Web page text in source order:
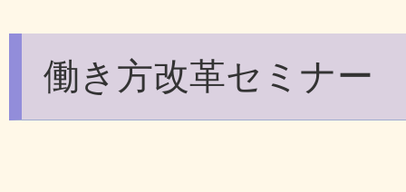
働き方改革セミナー